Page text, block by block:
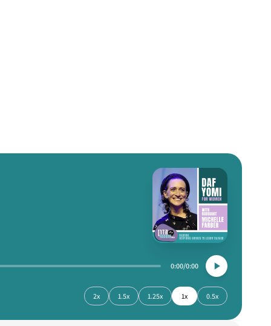
0:00
0:00
0.5x
1x
1.25x
1.5x
2x